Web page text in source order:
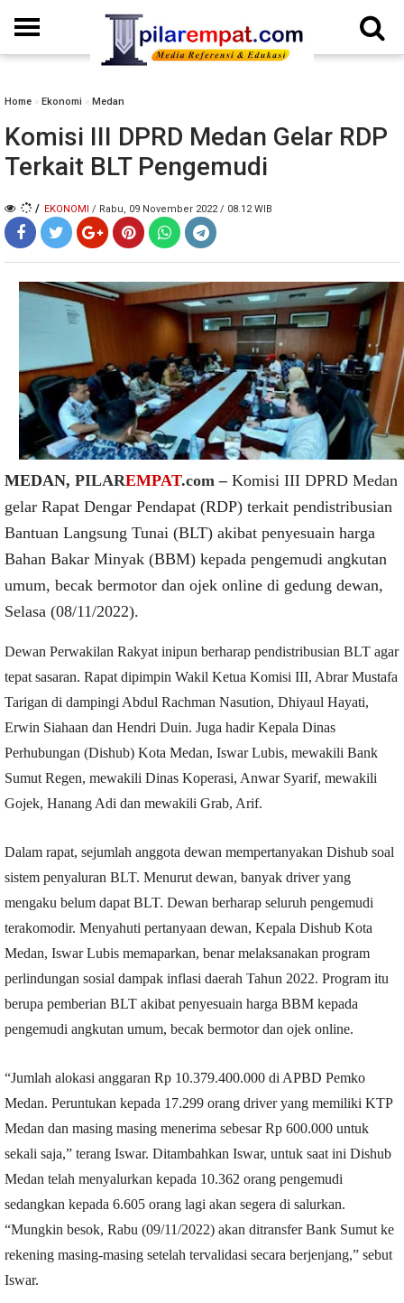
Home » Ekonomi » Medan
Komisi III DPRD Medan Gelar RDP
Terkait BLT Pengemudi
/ EKONOMI / Rabu, 09 November 2022 / 08.12 WIB
MEDAN, PILAREMPAT.com – Komisi III DPRD Medan
gelar Rapat Dengar Pendapat (RDP) terkait pendistribusian
Bantuan Langsung Tunai (BLT) akibat penyesuain harga
Bahan Bakar Minyak (BBM) kepada pengemudi angkutan
umum, becak bermotor dan ojek online di gedung dewan,
Selasa (08/11/2022).
Dewan Perwakilan Rakyat inipun berharap pendistribusian BLT agar
tepat sasaran. Rapat dipimpin Wakil Ketua Komisi III, Abrar Mustafa
Tarigan di dampingi Abdul Rachman Nasution, Dhiyaul Hayati,
Erwin Siahaan dan Hendri Duin. Juga hadir Kepala Dinas
Perhubungan (Dishub) Kota Medan, Iswar Lubis, mewakili Bank
Sumut Regen, mewakili Dinas Koperasi, Anwar Syarif, mewakili
Gojek, Hanang Adi dan mewakili Grab, Arif.
Dalam rapat, sejumlah anggota dewan mempertanyakan Dishub soal
sistem penyaluran BLT. Menurut dewan, banyak driver yang
mengaku belum dapat BLT. Dewan berharap seluruh pengemudi
terakomodir. Menyahuti pertanyaan dewan, Kepala Dishub Kota
Medan, Iswar Lubis memaparkan, benar melaksanakan program
perlindungan sosial dampak inflasi daerah Tahun 2022. Program itu
berupa pemberian BLT akibat penyesuain harga BBM kepada
pengemudi angkutan umum, becak bermotor dan ojek online.
“Jumlah alokasi anggaran Rp 10.379.400.000 di APBD Pemko
Medan. Peruntukan kepada 17.299 orang driver yang memiliki KTP
Medan dan masing masing menerima sebesar Rp 600.000 untuk
sekali saja,” terang Iswar. Ditambahkan Iswar, untuk saat ini Dishub
Medan telah menyalurkan kepada 10.362 orang pengemudi
sedangkan kepada 6.605 orang lagi akan segera di salurkan.
“Mungkin besok, Rabu (09/11/2022) akan ditransfer Bank Sumut ke
rekening masing-masing setelah tervalidasi secara berjenjang,” sebut
Iswar.